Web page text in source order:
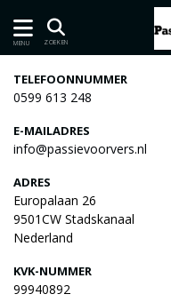
MENU ZOEKEN
TELEFOONNUMMER
0599 613 248
E-MAILADRES
info@passievoorvers.nl
ADRES
Europalaan 26
9501CW Stadskanaal
Nederland
KVK-NUMMER
99940892